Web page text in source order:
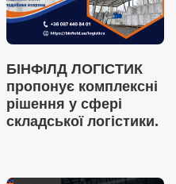
БІНФІЛД ЛОГІСТИК
пропонує комплексні
рішення у сфері
складської логістики.